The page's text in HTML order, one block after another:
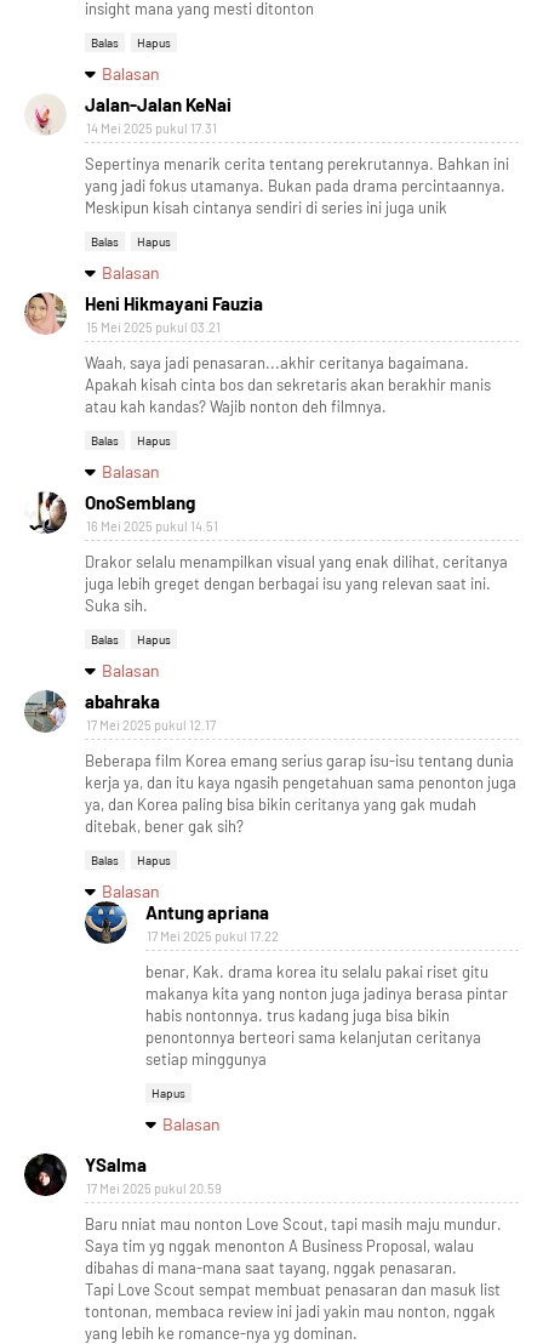
insight mana yang mesti ditonton
Balas Hapus
Balasan
Jalan-Jalan KeNai
14 Mei 2025 pukul 17.31
Sepertinya menarik cerita tentang perekrutannya. Bahkan ini
yang jadi fokus utamanya. Bukan pada drama percintaannya.
Meskipun kisah cintanya sendiri di series ini juga unik
Balas Hapus
Balasan
Heni Hikmayani Fauzia
15 Mei 2025 pukul 03.21
Waah, saya jadi penasaran...akhir ceritanya bagaimana.
Apakah kisah cinta bos dan sekretaris akan berakhir manis
atau kah kandas? Wajib nonton deh filmnya.
Balas Hapus
Balasan
OnoSemblang
16 Mei 2025 pukul 14.51
Drakor selalu menampilkan visual yang enak dilihat, ceritanya
juga lebih greget dengan berbagai isu yang relevan saat ini.
Suka sih.
Balas Hapus
Balasan
abahraka
17 Mei 2025 pukul 12.17
Beberapa film Korea emang serius garap isu-isu tentang dunia
kerja ya, dan itu kaya ngasih pengetahuan sama penonton juga
ya, dan Korea paling bisa bikin ceritanya yang gak mudah
ditebak, bener gak sih?
Balas Hapus
Balasan
Antung apriana
17 Mei 2025 pukul 17.22
benar, Kak. drama korea itu selalu pakai riset gitu
makanya kita yang nonton juga jadinya berasa pintar
habis nontonnya. trus kadang juga bisa bikin
penontonnya berteori sama kelanjutan ceritanya
setiap minggunya
Hapus
Balasan
YSalma
17 Mei 2025 pukul 20.59
Baru nniat mau nonton Love Scout, tapi masih maju mundur.
Saya tim yg nggak menonton A Business Proposal, walau
dibahas di mana-mana saat tayang, nggak penasaran.
Tapi Love Scout sempat membuat penasaran dan masuk list
tontonan, membaca review ini jadi yakin mau nonton, nggak
yang lebih ke romance-nya yg dominan.